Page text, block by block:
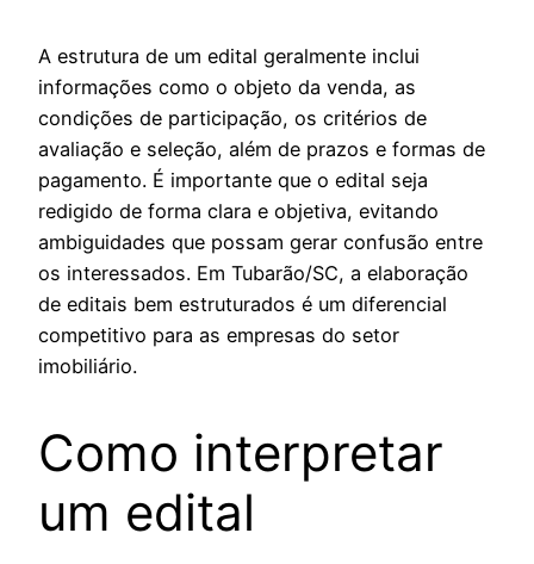
A estrutura de um edital geralmente inclui
informações como o objeto da venda, as
condições de participação, os critérios de
avaliação e seleção, além de prazos e formas de
pagamento. É importante que o edital seja
redigido de forma clara e objetiva, evitando
ambiguidades que possam gerar confusão entre
os interessados. Em Tubarão/SC, a elaboração
de editais bem estruturados é um diferencial
competitivo para as empresas do setor
imobiliário.
Como interpretar
um edital